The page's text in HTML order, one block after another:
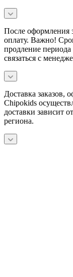
После оформления
оплату. Важно!
продление
связаться с
Доставка заказов,
Chipokids
доставки зависит
региона.